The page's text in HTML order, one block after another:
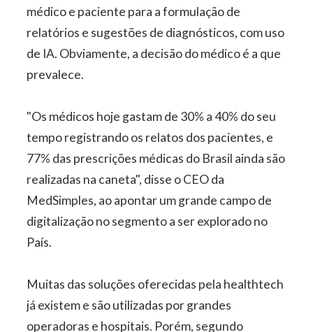
médico e paciente para a formulação de
relatórios e sugestões de diagnósticos, com uso
de IA. Obviamente, a decisão do médico é a que
prevalece.
"Os médicos hoje gastam de 30% a 40% do seu
tempo registrando os relatos dos pacientes, e
77% das prescrições médicas do Brasil ainda são
realizadas na caneta", disse o CEO da
MedSimples, ao apontar um grande campo de
digitalização no segmento a ser explorado no
País.
Muitas das soluções oferecidas pela healthtech
já existem e são utilizadas por grandes
operadoras e hospitais. Porém, segundo